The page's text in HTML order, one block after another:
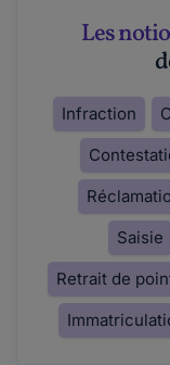
Les
Infraction
Saisie
Retrait de